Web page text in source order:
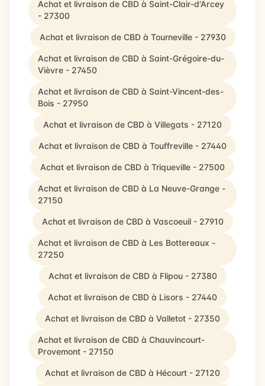
Achat et livraison de CBD à Saint-Clair-d'Arcey
- 27300
Achat et livraison de CBD à Tourneville - 27930
Achat et livraison de CBD à Saint-Grégoire-du-
Vièvre - 27450
Achat et livraison de CBD à Saint-Vincent-des-
Bois - 27950
Achat et livraison de CBD à Villegats - 27120
Achat et livraison de CBD à Touffreville - 27440
Achat et livraison de CBD à Triqueville - 27500
Achat et livraison de CBD à La Neuve-Grange -
27150
Achat et livraison de CBD à Vascoeuil - 27910
Achat et livraison de CBD à Les Bottereaux -
27250
Achat et livraison de CBD à Flipou - 27380
Achat et livraison de CBD à Lisors - 27440
Achat et livraison de CBD à Valletot - 27350
Achat et livraison de CBD à Chauvincourt-
Provemont - 27150
Achat et livraison de CBD à Hécourt - 27120